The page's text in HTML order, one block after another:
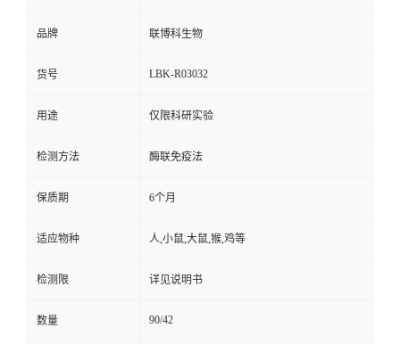
品牌 联博科生物
货号 LBK-R03032
用途 仅限科研实验
检测方法 酶联免疫法
保质期 6个月
适应物种 人,小鼠,大鼠,猴,鸡等
检测限 详见说明书
数量 90/42